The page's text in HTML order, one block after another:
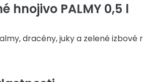
hnojivo PALMY 0,5 l
dracény, juky a zelené izbové